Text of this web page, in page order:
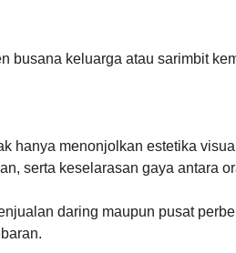
busana keluarga atau sarimbit
hanya menonjolkan estetika
serta keselarasan gaya antara
daring maupun pusat